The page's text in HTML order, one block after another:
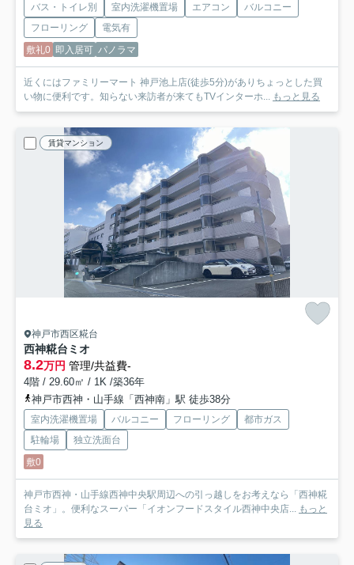
バス・トイレ別 室内洗濯機置場 エアコン
バルコニー
フローリング
電気有
敷礼0 即入居可 パノラマ
近くにはファミリーマート 神戸池上店(徒歩5分)がありちょっとした買
い物に便利です。知らない来訪者が来てもTVインターホ... もっと見る
賃貸マンション
神戸市西区糀台
西神糀台ミオ
8.2万円 管理/共益費-
4階 / 29.60㎡ / 1K /築36年
神戸市西神・山手線「西神南」駅 徒歩38分
室内洗濯機置場 バルコニー フローリング
都市ガス
駐輪場
独立洗面台
敷0
神戸市西神・山手線西神中央駅周辺への引っ越しをお考えなら「西神糀
台ミオ」。便利なスーパー「イオンフードスタイル西神中央店... もっと
見る